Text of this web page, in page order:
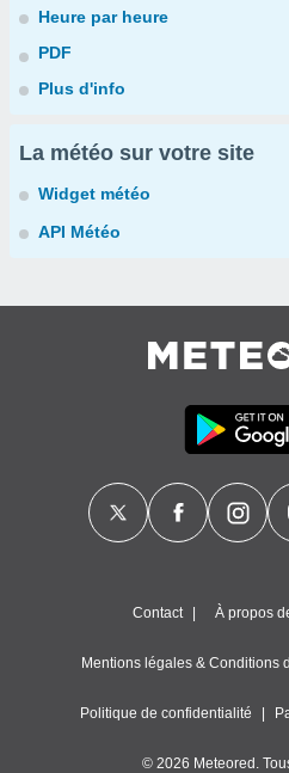
Heure par heure
PDF
Plus d'info
La météo sur votre site
Widget météo
API Météo
Contact À propos
Mentions légales & Conditions
Politique de confidentialité
© 2026 Meteored.